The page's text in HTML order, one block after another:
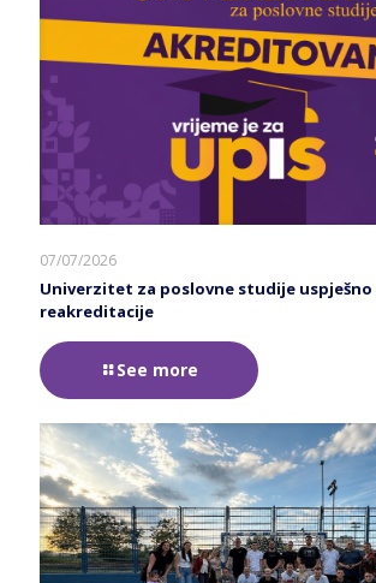
07/07/2026
Univerzitet za poslovne studije uspješno
reakreditacije
See more